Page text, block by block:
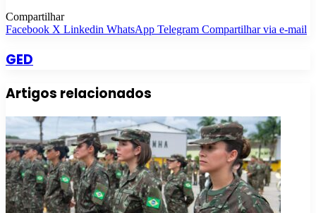
Compartilhar
Facebook X Linkedin WhatsApp Telegram Compartilhar via e-mail
GED
Artigos relacionados